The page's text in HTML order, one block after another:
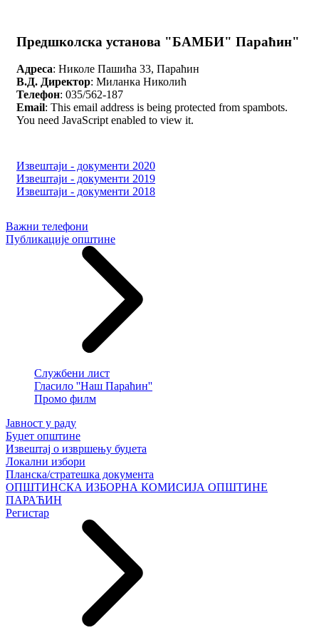
Предшколска установа "БАМБИ" Параћин"
Адреса: Николе Пашића 33, Параћин
В.Д. Директор: Миланка Николић
Телефон: 035/562-187
Email: This email address is being protected from spambots.
You need JavaScript enabled to view it.
Извештаји - документи 2020
Извештаји - документи 2019
Извештаји - документи 2018
Важни телефони
Публикације општине
Службени лист
Гласило ''Наш Параћин''
Промо филм
Јавност у раду
Буџет општине
Извештај о извршењу буџета
Локални избори
Планска/стратешка документа
ОПШТИНСКА ИЗБОРНА КОМИСИЈА ОПШТИНЕ
ПАРАЋИН
Регистар